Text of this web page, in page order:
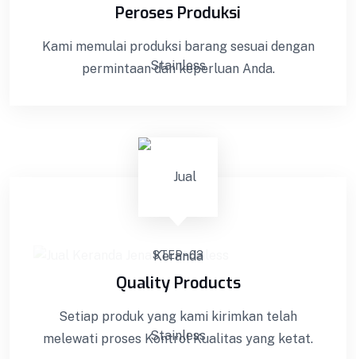
Peroses Produksi
Kami memulai produksi barang sesuai dengan
permintaan dan keperluan Anda.
STEP - 03
Quality Products
Setiap produk yang kami kirimkan telah
melewati proses Kontrol Kualitas yang ketat.